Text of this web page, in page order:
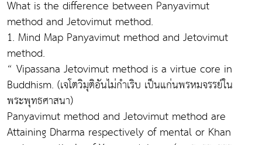
What is the difference between Panyavimut
method and Jetovimut method.
1. Mind Map Panyavimut method and Jetovimut
method.
“ Vipassana Jetovimut method is a virtue core in
Buddhism. (เจโตวิมุติอันไม่กำเริบ เป็นแก่นพรหมจรรย์ใน
พระพุทธศาสนา)
Panyavimut method and Jetovimut method are
Attaining Dharma respectively of mental or Khan